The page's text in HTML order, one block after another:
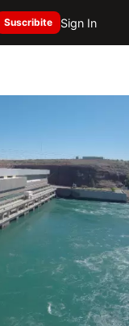
Suscribite Sign In